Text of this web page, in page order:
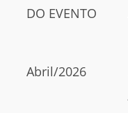
DO EVENTO
Abril/2026